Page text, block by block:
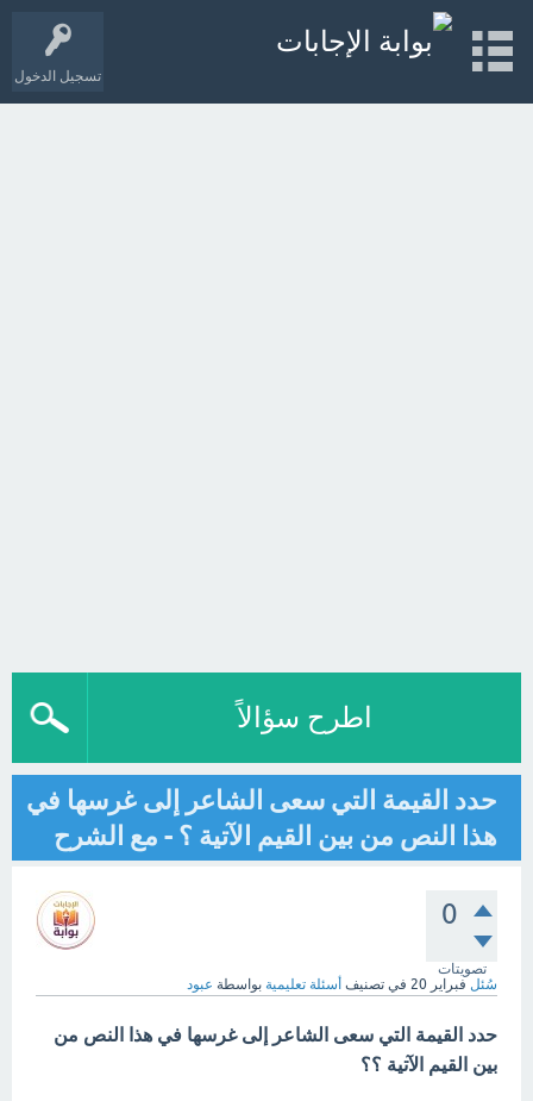
تسجيل الدخول
اطرح سؤالاً
حدد القيمة التي سعى الشاعر إلى غرسها في
هذا النص من بين القيم الآتية ؟ - مع الشرح
0
تصويتات
سُئل فبراير 20 في تصنيف أسئلة تعليمية بواسطة عبود
حدد القيمة التي سعى الشاعر إلى غرسها في هذا النص من
بين القيم الآتية ؟؟